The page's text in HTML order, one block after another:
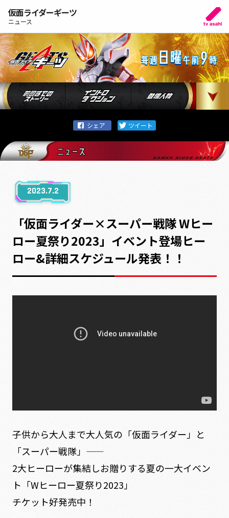
仮面ライダーギーツ
ニュース
2023.7.2
「仮面ライダー×スーパー戦隊 Wヒー
ロー夏祭り2023」イベント登場ヒー
ロー&詳細スケジュール発表！！
子供から大人まで大人気の「仮面ライダー」と
「スーパー戦隊」——
2大ヒーローが集結しお贈りする夏の一大イベン
ト「Wヒーロー夏祭り2023」
チケット好発売中！